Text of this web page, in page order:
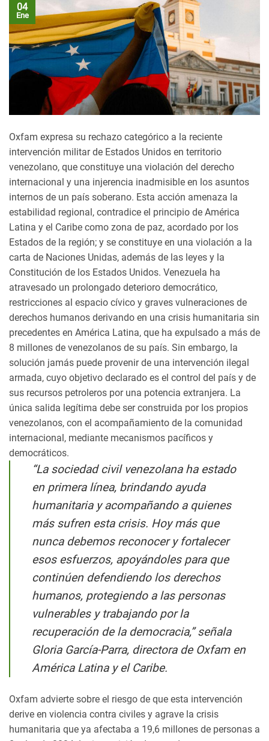
04
Ene
Oxfam expresa su rechazo categórico a la reciente
intervención militar de Estados Unidos en territorio
venezolano, que constituye una violación del derecho
internacional y una injerencia inadmisible en los asuntos
internos de un país soberano. Esta acción amenaza la
estabilidad regional, contradice el principio de América
Latina y el Caribe como zona de paz, acordado por los
Estados de la región; y se constituye en una violación a la
carta de Naciones Unidas, además de las leyes y la
Constitución de los Estados Unidos. Venezuela ha
atravesado un prolongado deterioro democrático,
restricciones al espacio cívico y graves vulneraciones de
derechos humanos derivando en una crisis humanitaria sin
precedentes en América Latina, que ha expulsado a más de
8 millones de venezolanos de su país. Sin embargo, la
solución jamás puede provenir de una intervención ilegal
armada, cuyo objetivo declarado es el control del país y de
sus recursos petroleros por una potencia extranjera. La
única salida legítima debe ser construida por los propios
venezolanos, con el acompañamiento de la comunidad
internacional, mediante mecanismos pacíficos y
democráticos.
“La sociedad civil venezolana ha estado
en primera línea, brindando ayuda
humanitaria y acompañando a quienes
más sufren esta crisis. Hoy más que
nunca debemos reconocer y fortalecer
esos esfuerzos, apoyándoles para que
continúen defendiendo los derechos
humanos, protegiendo a las personas
vulnerables y trabajando por la
recuperación de la democracia,”señala
Gloria García-Parra, directora de Oxfam en
América Latina y el Caribe.
Oxfam advierte sobre el riesgo de que esta intervención
derive en violencia contra civiles y agrave la crisis
humanitaria que ya afectaba a 19,6 millones de personas a